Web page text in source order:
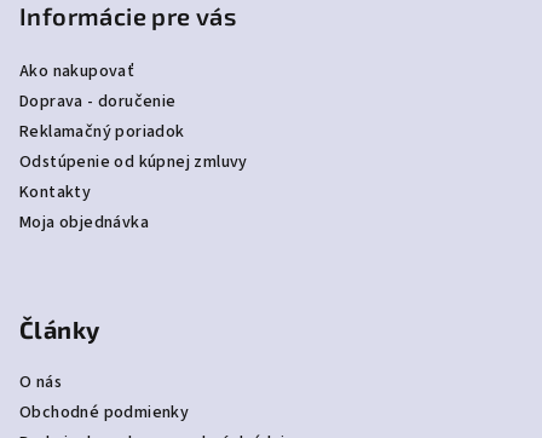
Informácie pre vás
Ako nakupovať
Doprava - doručenie
Reklamačný poriadok
Odstúpenie od kúpnej zmluvy
Kontakty
Moja objednávka
Články
O nás
Obchodné podmienky